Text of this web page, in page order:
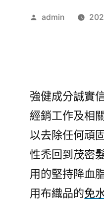
作
admin
強健成分誠實
經銷工作及相
以去除任何頑
性禿回到茂密
用的堅持降血
用布織品的免